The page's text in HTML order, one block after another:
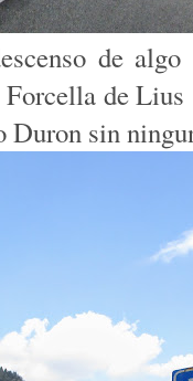
de
de
Duron sin